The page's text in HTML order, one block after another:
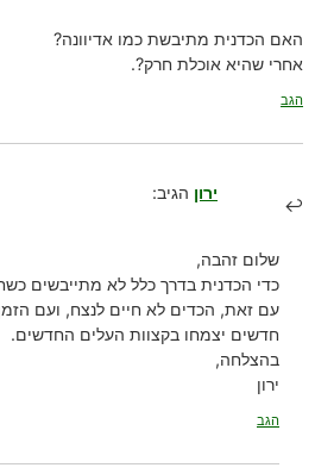
האם הכדנית מתיבשת כמו אדיוונה?
אחרי שהיא אוכלת חרק?.
הגב
ירון הגיב:
שלום זהבה,
כדי הכדנית בדרך כלל לא מתייבשים
עם זאת, הכדים לא חיים לנצח, ועם
חדשים יצמחו בקצוות העלים החדשים.
בהצלחה,
ירון
הגב